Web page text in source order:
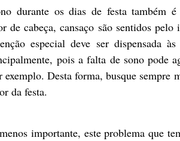
durante os dias de festa também
de cabeça, cansaço são sentidos
especial deve ser dispensada
pois a falta de sono pode
exemplo. Desta forma, busque sempre
da festa.
importante, este problema que